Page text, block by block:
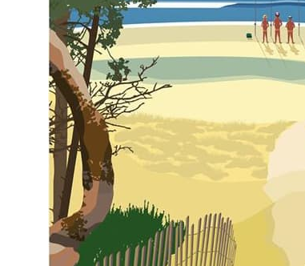
Combi et Combishort
Body
Jupe
Pantalon
Maillot de bain
Veste et blouson